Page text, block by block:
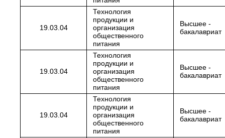
19.03.04
Технология
продукции и
организация
общественного
питания
Высшее -
бакалавриат
19.03.04
Технология
продукции и
организация
общественного
питания
Высшее -
бакалавриат
19.03.04
Технология
продукции и
организация
общественного
питания
Высшее -
бакалавриат